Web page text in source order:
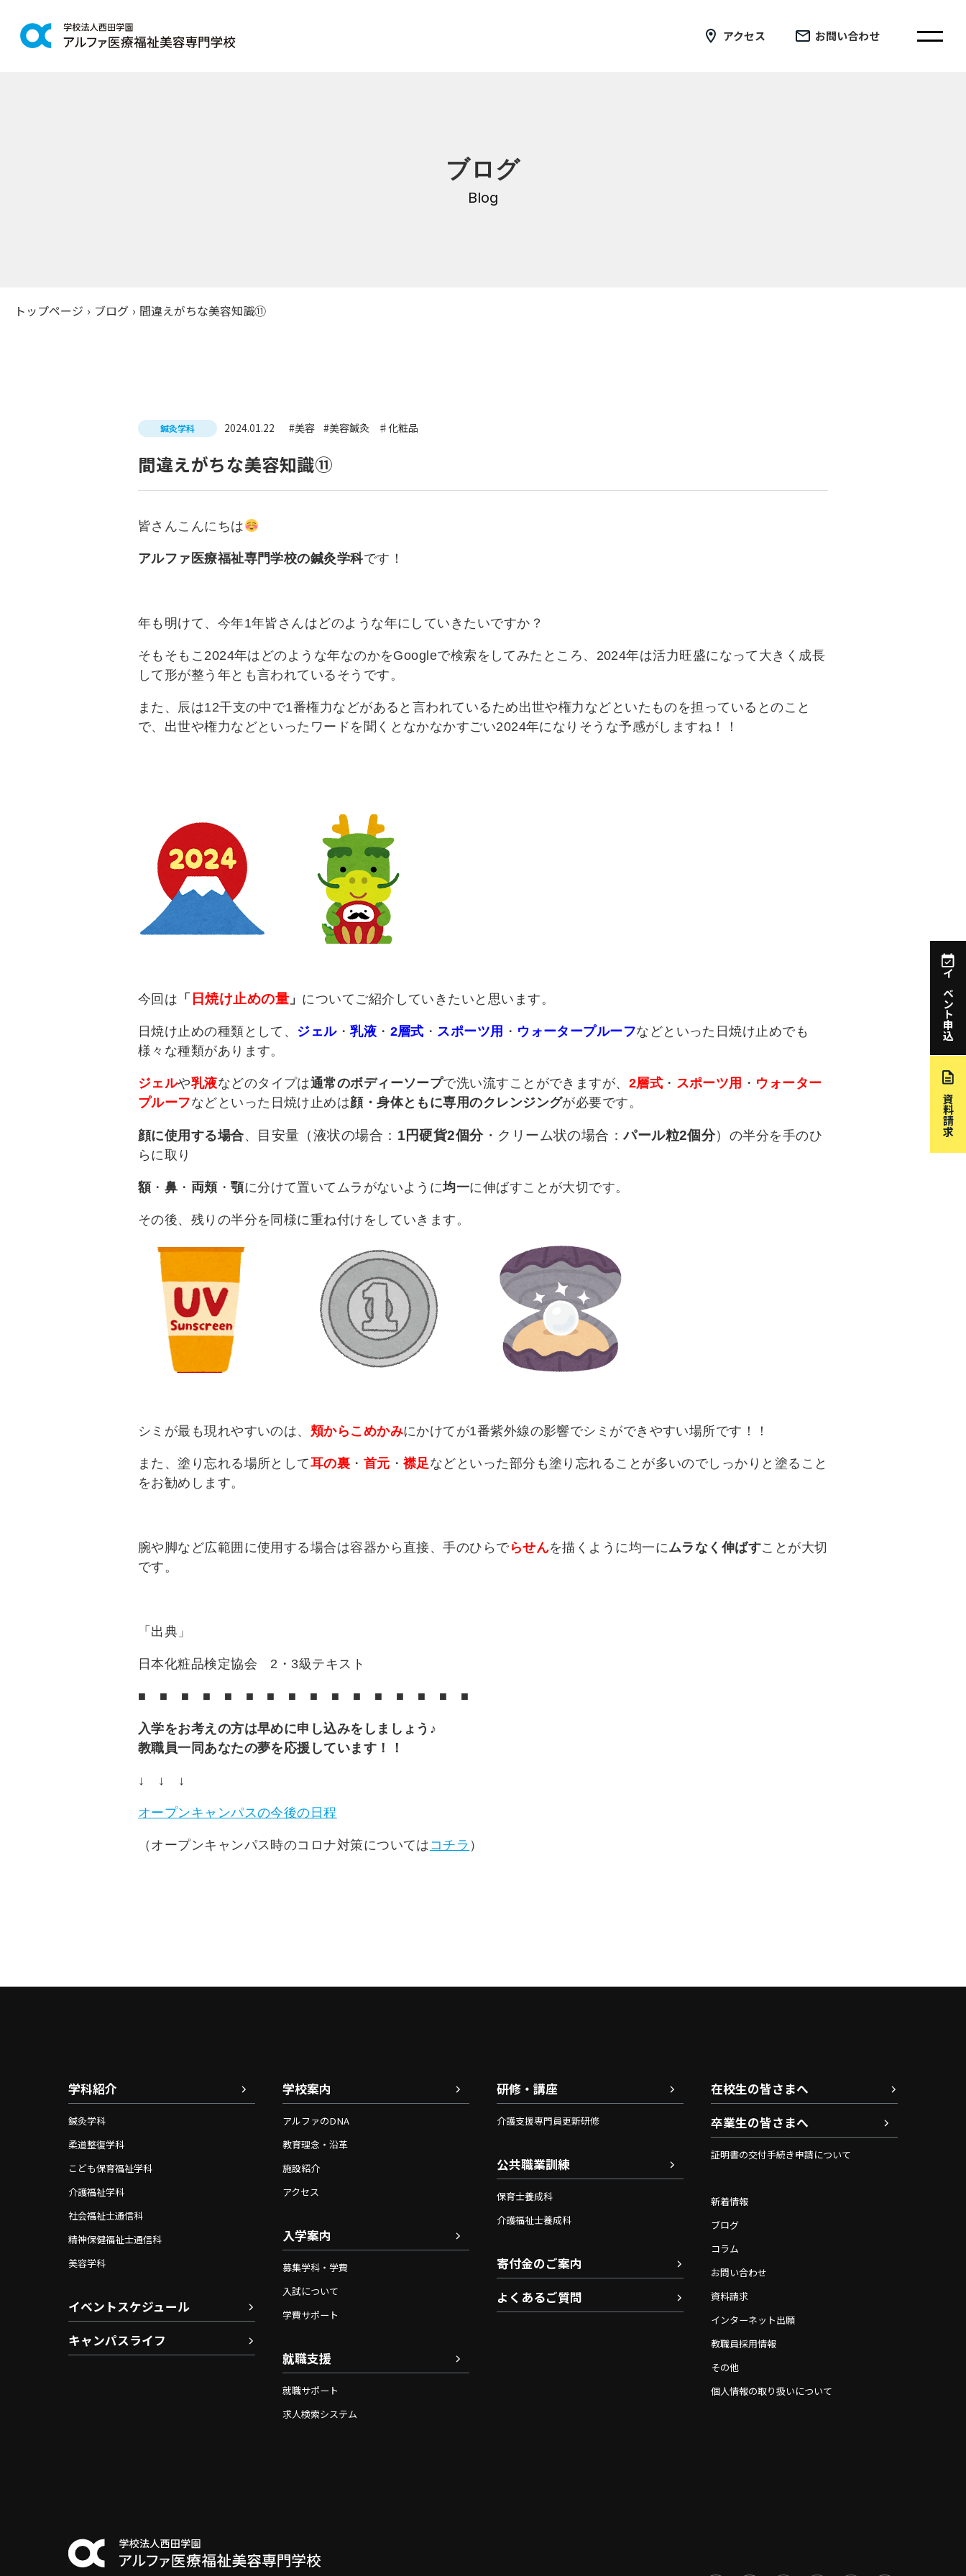
アクセス お問い合わせ
就職サポート
介護支援専門員更新研修
公共職業訓練
ブログ
Blog
トップページ › ブログ › 間違えがちな美容知識⑪
鍼灸学科 2024.01.22 #美容 #美容鍼灸 ♯化粧品
間違えがちな美容知識⑪
皆さんこんにちは
アルファ医療福祉専門学校の鍼灸学科です！
年も明けて、今年1年皆さんはどのような年にしていきたいですか？
そもそもこ2024年はどのような年なのかをGoogleで検索をしてみたところ、2024年は活力旺盛になって大きく成長
して形が整う年とも言われているそうです。
また、辰は12干支の中で1番権力などがあると言われているため出世や権力などといたものを担っているとのこと
で、出世や権力などといったワードを聞くとなかなかすごい2024年になりそうな予感がしますね！！
今回は 「 日焼け止めの量」 についてご紹介していきたいと思います。
日焼け止めの種類として、 ジェル・乳液 ・ 2層式 ・ スポーツ用 ・ ウォータープルーフなどといった日焼け止めでも
様々な種類があります。
ジェルや乳液などのタイプは通常のボディーソープで洗い流すことができますが、 2層式 ・ スポーツ用 ・ ウォーター
プルーフなどといった日焼け止めは顔・身体ともに専用のクレンジングが必要です。
顔に使用する場合、 目安量（液状の場合： 1円硬貨2個分・クリーム状の場合：パール粒2個分） の半分を手のひ
らに取り
額 ・ 鼻 ・ 両頬 ・顎に分けて置いてムラがないように均一に伸ばすことが大切です。
その後、残りの半分を同様に重ね付けをしていきます。
シミが最も現れやすいのは、 頬からこめかみにかけてが1番紫外線の影響でシミができやすい場所です！！
また、塗り忘れる場所として耳の裏 ・ 首元 ・襟足などといった部分も塗り忘れることが多いのでしっかりと塗ること
をお勧めします。
腕や脚など広範囲に使用する場合は容器から直接、手のひらでらせんを描くように均一にムラなく伸ばすことが大切
です。
「出典」
日本化粧品検定協会 2・3級テキスト
■ ■ ■ ■ ■ ■ ■ ■ ■ ■ ■ ■ ■ ■ ■ ■
入学をお考えの方は早めに申し込みをしましょう ♪
教職員一同あなたの夢を応援しています！！
↓ ↓ ↓
オープンキャンパスの今後の日程
（オープンキャンパス時のコロナ対策については コチラ ）
イベント申込
資料請求
学科紹介
鍼灸学科
柔道整復学科
こども保育福祉学科
介護福祉学科
社会福祉士通信科
精神保健福祉士通信科
美容学科
イベントスケジュール
キャンパスライフ
学校案内
アルファのDNA
教育理念・沿革
施設紹介
アクセス
入学案内
募集学科・学費
入試について
学費サポート
就職支援
就職サポート
求人検索システム
研修・講座
介護支援専門員更新研修
公共職業訓練
保育士養成科
介護福祉士養成科
寄付金のご案内
よくあるご質問
在校生の皆さまへ
卒業生の皆さまへ
証明書の交付手続き申請について
新着情報
ブログ
コラム
お問い合わせ
資料請求
インターネット出願
教職員採用情報
その他
個人情報の取り扱いについて